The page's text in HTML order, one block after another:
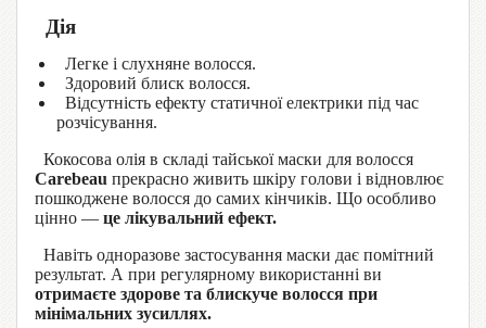
Дія
Легке і слухняне волосся.
Здоровий блиск волосся.
Відсутність ефекту статичної електрики під час
розчісування.
Кокосова олія в складі тайської маски для волосся
Carebeau прекрасно живить шкіру голови і відновлює
пошкоджене волосся до самих кінчиків. Що особливо
цінно — це лікувальний ефект.
Навіть одноразове застосування маски дає помітний
результат. А при регулярному використанні ви
отримаєте здорове та блискуче волосся при
мінімальних зусиллях.